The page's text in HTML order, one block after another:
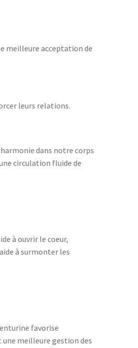
meilleure acceptation de
leurs relations.
dans notre corps
circulation fluide de
à ouvrir le coeur,
à surmonter les
favorise
meilleure gestion des